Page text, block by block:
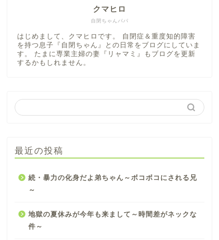
自閉ちゃんパパ
クマヒロ
はじめまして、クマヒロです。 自閉症＆重度知的障害
を持つ息子『自閉ちゃん』との日常をブログにしていま
す。 たまに専業主婦の妻『リャマミ』もブログを更新
するかもしれません。
最近の投稿
続・暴力の化身だよ弟ちゃん～ボコボコにされる兄
～
地獄の夏休みが今年も来まして～時間差がネックな
件～